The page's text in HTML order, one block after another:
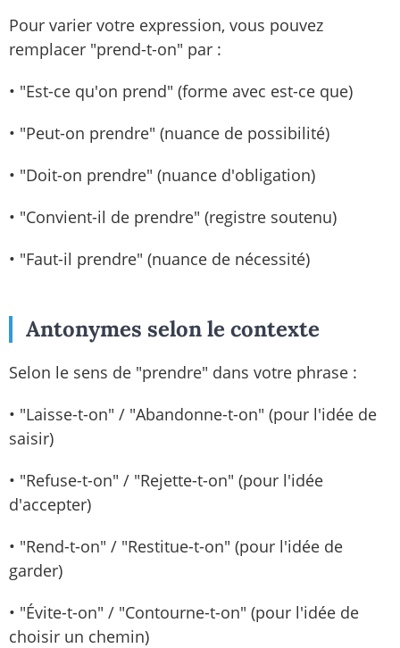
Pour varier votre expression, vous pouvez
remplacer "prend-t-on" par :
• "Est-ce qu'on prend" (forme avec est-ce que)
• "Peut-on prendre" (nuance de possibilité)
• "Doit-on prendre" (nuance d'obligation)
• "Convient-il de prendre" (registre soutenu)
• "Faut-il prendre" (nuance de nécessité)
Antonymes selon le contexte
Selon le sens de "prendre" dans votre phrase :
• "Laisse-t-on" / "Abandonne-t-on" (pour l'idée de
saisir)
• "Refuse-t-on" / "Rejette-t-on" (pour l'idée
d'accepter)
• "Rend-t-on" / "Restitue-t-on" (pour l'idée de
garder)
• "Évite-t-on" / "Contourne-t-on" (pour l'idée de
choisir un chemin)